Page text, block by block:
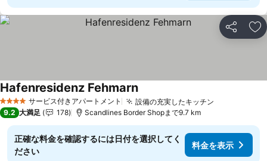
シェア お
4 ホテルのランクサービス付きアパートメント 設備の充実したキッチン
Hafenresidenz Fehmarn料金を表示
9.2 大満足 178 Scandlines Border Shopまで9.7 km
正確な料金を確認するには日付を選択してく
ださい
料金を表示